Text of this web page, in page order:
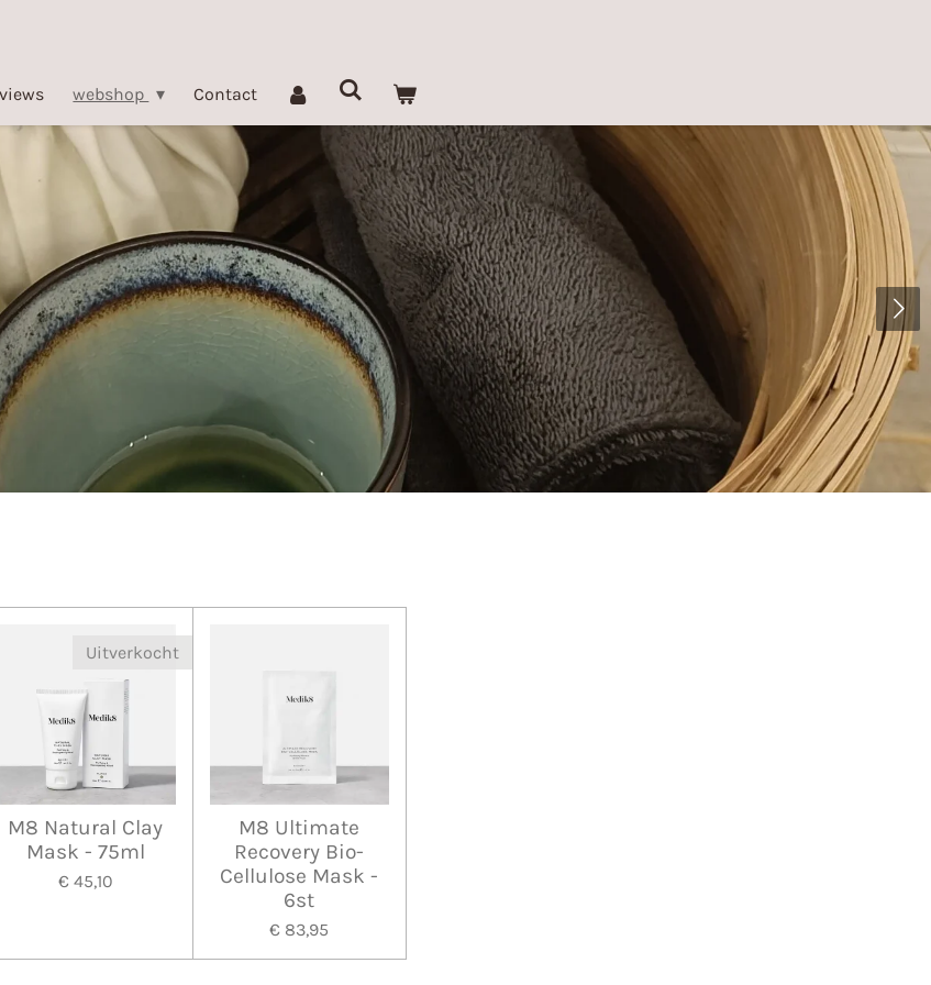
webshop Contact
Uitverkocht
M8 Natural Clay
Mask - 75ml
€ 45,10
M8 Ultimate
Recovery Bio-
Cellulose Mask -
6st
€ 83,95